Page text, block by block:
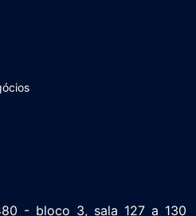
- bloco 3, sala 127 a 130